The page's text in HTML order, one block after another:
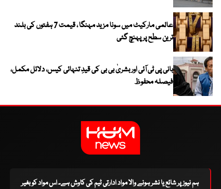
عالمی مارکیٹ میں سونا مزید مہنگا ، قیمت 7 ہفتوں کی بلند
ترین سطح پر پہنچ گئی
بانی پی ٹی آئی اور بشریٰ بی بی کی قیدِ تنہائی کیس، دلائل مکمل،
فیصلہ محفوظ
ہم نیوز پر شائع یا نشر ہونے والا مواد ادارتی ٹیم کی کاوش ہے۔ اس مواد کو بغیر